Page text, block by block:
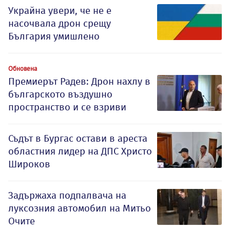
Украйна увери, че не е
насочвала дрон срещу
България умишлено
Обновена
Премиерът Радев: Дрон нахлу в
българското въздушно
пространство и се взриви
Съдът в Бургас остави в ареста
областния лидер на ДПС Христо
Широков
Задържаха подпалвача на
луксозния автомобил на Митьо
Очите